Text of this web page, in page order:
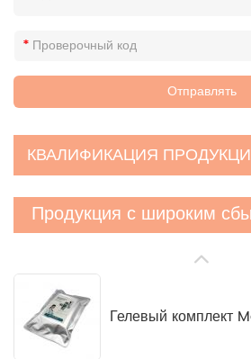
КВАЛИФИКАЦИЯ ПРОДУКЦИ
Продукция с широким
Гелевый комплект